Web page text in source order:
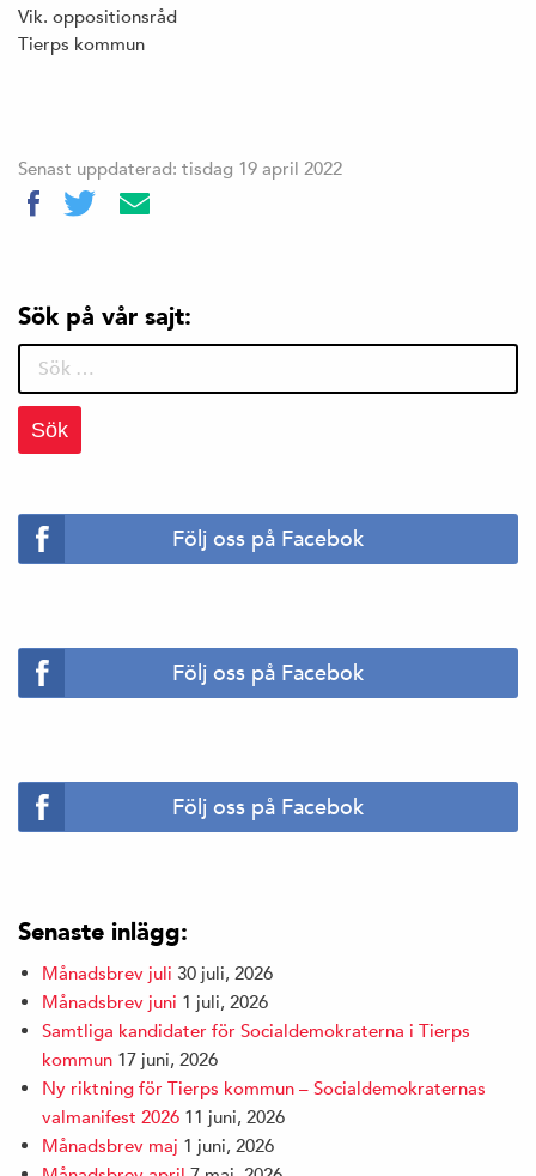
Vik. oppositionsråd
Tierps kommun
Senast uppdaterad: tisdag 19 april 2022
Sök på vår sajt:
Sök
efter:
Följ oss på Facebok
Följ oss på Facebok
Följ oss på Facebok
Senaste inlägg:
Månadsbrev juli 30 juli, 2026
Månadsbrev juni 1 juli, 2026
Samtliga kandidater för Socialdemokraterna i Tierps
kommun 17 juni, 2026
Ny riktning för Tierps kommun – Socialdemokraternas
valmanifest 2026 11 juni, 2026
Månadsbrev maj 1 juni, 2026